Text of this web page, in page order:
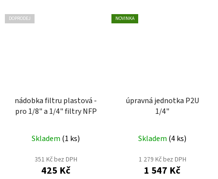
DOPRODEJ
nádobka filtru plastová -
pro 1/8" a 1/4" filtry NFP
Skladem (1 ks)
351 Kč bez DPH
425 Kč
NOVINKA
úpravná jednotka P2U
1/4"
Skladem (4 ks)
1 279 Kč bez DPH
1 547 Kč